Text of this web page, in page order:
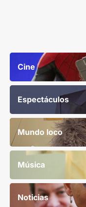
Cine
Espectáculos
Mundo loco
Música
Noticias